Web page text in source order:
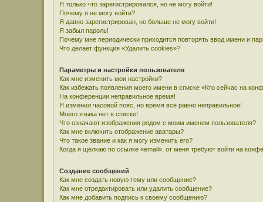
Я только что зарегистрировался, но не могу войти!
Почему я не могу войти?
Я давно зарегистрирован, но больше не могу войти!
Я забыл пароль!
Почему мне периодически приходится повторять ввод имени и
Что делает функция «Удалить cookies»?
Параметры и настройки пользователя
Как мне изменить мои настройки?
Как избежать появления моего имени в списке «Кто сейчас на
На конференции неправильное время!
Я изменил часовой пояс, но время всё равно неправильное!
Моего языка нет в списке!
Что означают изображения рядом с моим именем пользователя?
Как мне включить отображение аватары?
Что такое звание и как я могу изменить его?
Когда я щёлкаю по ссылке «email», от меня требуют войти на
Создание сообщений
Как мне создать новую тему или сообщение?
Как мне отредактировать или удалить сообщение?
Как мне добавить подпись к своему сообщению?